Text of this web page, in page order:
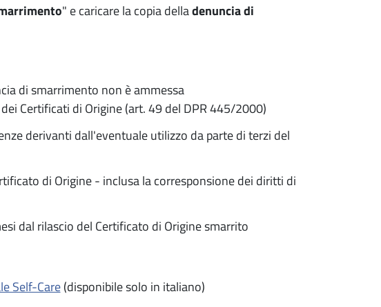
" e caricare la copia delladenuncia di
di smarrimento non è ammessa
Certificati di Origine (art. 49 del DPR 445/2000)
derivanti dall'eventuale utilizzo da parte di terzi del
di Origine - inclusa la corresponsione dei diritti di
dal rilascio del Certificato di Origine smarrito
Self-Care(disponibile solo in italiano)